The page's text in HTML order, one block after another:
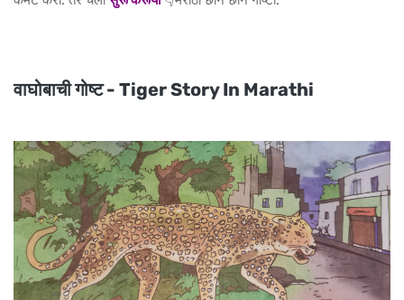
वाघोबाची गोष्ट - Tiger Story In Marathi